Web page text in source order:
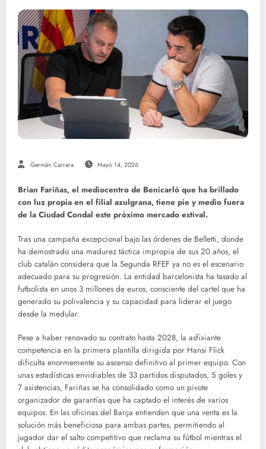
Germán Carrara Mayo 14, 2026
Brian Fariñas, el mediocentro de Benicarló que ha brillado
con luz propia en el filial azulgrana, tiene pie y medio fuera
de la Ciudad Condal este próximo mercado estival.
Tras una campaña excepcional bajo las órdenes de Belletti, donde
ha demostrado una madurez táctica impropia de sus 20 años, el
club catalán considera que la Segunda RFEF ya no es el escenario
adecuado para su progresión. La entidad barcelonista ha tasado al
futbolista en unos 3 millones de euros, consciente del cartel que ha
generado su polivalencia y su capacidad para liderar el juego
desde la medular.
Pese a haber renovado su contrato hasta 2028, la asfixiante
competencia en la primera plantilla dirigida por Hansi Flick
dificulta enormemente su ascenso definitivo al primer equipo. Con
unas estadísticas envidiables de 33 partidos disputados, 5 goles y
7 asistencias, Fariñas se ha consolidado como un pivote
organizador de garantías que ha captado el interés de varios
equipos. En las oficinas del Barça entienden que una venta es la
solución más beneficiosa para ambas partes, permitiendo al
jugador dar el salto competitivo que reclama su fútbol mientras el